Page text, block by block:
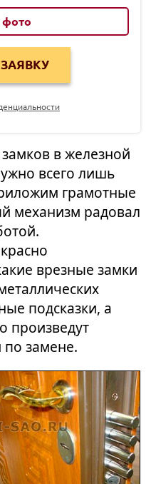
в железной
всего лишь
грамотные
механизм радовал
врезные замки
подсказки, а
произведут
замене.
фото